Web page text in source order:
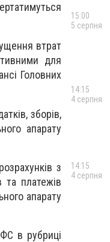
втрат
для
Головних
зборів,
апарату
з
та платежів
апарату
в рубриці
15:00
5 серпня
14:15
4 серпня
14:15
4 серпня